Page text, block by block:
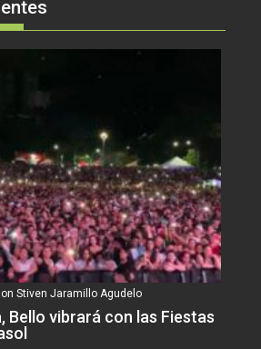
Stiven Jaramillo Agudelo
Bello vibrará con las Fiestas